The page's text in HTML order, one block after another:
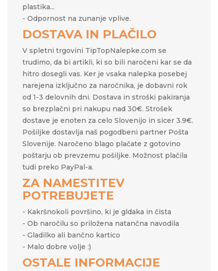
plastika...
- Odpornost na zunanje vplive.
DOSTAVA IN PLAČILO
V spletni trgovini TipTopNalepke.com se
trudimo, da bi artikli, ki so bili naročeni kar se da
hitro dosegli vas. Ker je vsaka nalepka posebej
narejena izključno za naročnika, je dobavni rok
od 1-3 delovnih dni. Dostava in stroški pakiranja
so brezplačni pri nakupu nad 30€. Strošek
dostave je enoten za celo Slovenijo in sicer 3.9€.
Pošiljke dostavlja naš pogodbeni partner Pošta
Slovenije. Naročeno blago plačate z gotovino
poštarju ob prevzemu pošiljke. Možnost plačila
tudi preko PayPal-a.
ZA NAMESTITEV
POTREBUJETE
- Kakršnokoli površino, ki je gldaka in čista
- Ob naročilu so priložena natančna navodila
- Gladilko ali bančno kartico
- Malo dobre volje :)
OSTALE INFORMACIJE